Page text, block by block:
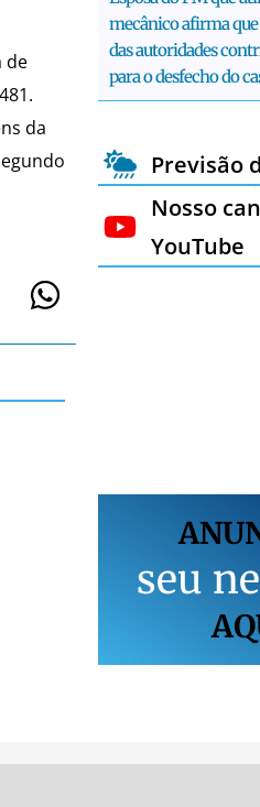
de
da
mecânico afirma
das autoridades
para o desfecho do
Previsão
Nosso
YouTube
seu ne